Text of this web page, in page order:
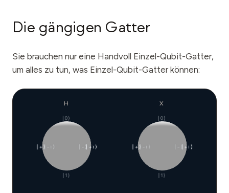
Die gängigen Gatter
Sie brauchen nur eine Handvoll Einzel-Qubit-Gatter,
um alles zu tun, was Einzel-Qubit-Gatter können:
H
|+⟩ |−⟩|+i⟩
|−i⟩
|0⟩
|1⟩
X
|+⟩ |−⟩|+i⟩
|−i⟩
|0⟩
|1⟩